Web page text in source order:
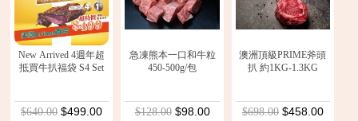
New Arrived 4週年超
抵買牛扒福袋 S4 Set
$640.00 $499.00
急凍熊本一口和牛粒
450-500g/包
$128.00 $98.00
澳洲頂級PRIME斧頭
扒 約1KG-1.3KG
$698.00 $458.00